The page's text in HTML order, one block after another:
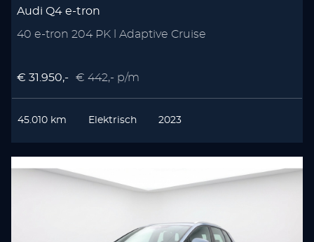
Audi Q4 e-tron
40 e-tron 204 PK l Adaptive Cruise
€ 31.950,- € 442,- p/m
45.010 km Elektrisch 2023